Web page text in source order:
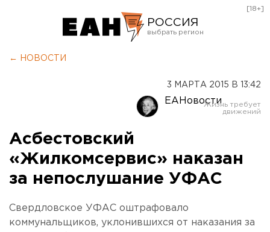
РОССИЯ
Оренбург
[18+]
← НОВОСТИ
3 МАРТА 2015 В 13:42
ЕАНовости
Асбестовский
«Жилкомсервис» наказан
за непослушание УФАС
Свердловское УФАС оштрафовало
коммунальщиков, уклонившихся от наказания за